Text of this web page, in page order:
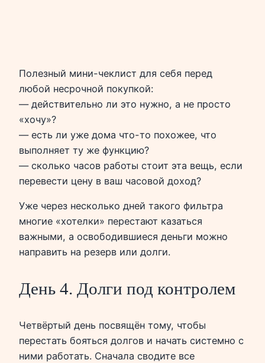
Полезный мини-чеклист для себя перед
любой несрочной покупкой:
— действительно ли это нужно, а не просто
«хочу»?
— есть ли уже дома что-то похожее, что
выполняет ту же функцию?
— сколько часов работы стоит эта вещь, если
перевести цену в ваш часовой доход?
Уже через несколько дней такого фильтра
многие «хотелки» перестают казаться
важными, а освободившиеся деньги можно
направить на резерв или долги.
День 4. Долги под контролем
Четвёртый день посвящён тому, чтобы
перестать бояться долгов и начать системно с
ними работать. Сначала сводите все